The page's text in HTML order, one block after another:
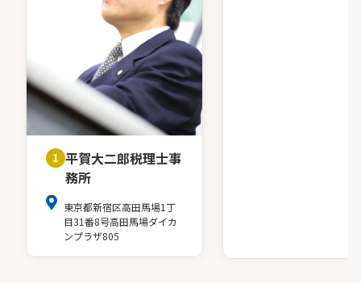
1 平賀大二郎税理士事
務所
東京都新宿区高田馬場1丁
目31番8号高田馬場ダイカ
ンプラザ805